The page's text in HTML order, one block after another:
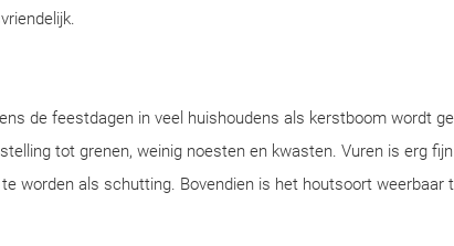
de feestdagen in veel huishoudens als kerstboom wordt
tot grenen, weinig noesten en kwasten. Vuren is erg
worden als schutting. Bovendien is het houtsoort weerbaar